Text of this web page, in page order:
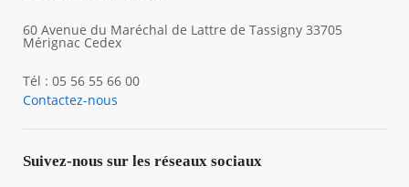
60 Avenue du Maréchal de Lattre de Tassigny 33705
Mérignac Cedex
Tél : 05 56 55 66 00
Contactez-nous
Suivez-nous sur les réseaux sociaux